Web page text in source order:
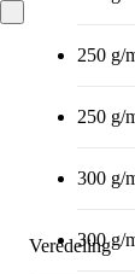
250 g/
250 g/
300 g/
300 g/
Veredeling